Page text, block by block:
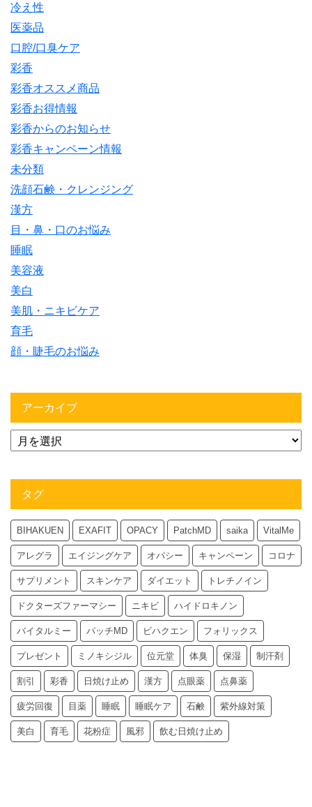
冷え性
医薬品
口腔/口臭ケア
彩香
彩香オススメ商品
彩香お得情報
彩香からのお知らせ
彩香キャンペーン情報
未分類
洗顔石鹸・クレンジング
漢方
目・鼻・口のお悩み
睡眠
美容液
美白
美肌・ニキビケア
育毛
顔・睫毛のお悩み
アーカイブ
タグ
BIHAKUEN EXAFIT OPACY PatchMD saika VitalMe
アレグラ エイジングケア オパシー キャンペーン コロナ
サプリメント スキンケア ダイエット トレチノイン
ドクターズファーマシー ニキビ ハイドロキノン
バイタルミー パッチMD ビハクエン フォリックス
プレゼント ミノキシジル 位元堂 体臭 保湿 制汗剤
割引 彩香 日焼け止め 漢方 点眼薬 点鼻薬
疲労回復 目薬 睡眠 睡眠ケア 石鹸 紫外線対策
美白 育毛 花粉症 風邪 飲む日焼け止め